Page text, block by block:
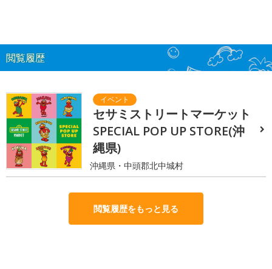
閲覧履歴
セサミストリートマーケット
SPECIAL POP UP STORE(沖
縄県)
沖縄県・中頭郡北中城村
閲覧履歴をもっと見る